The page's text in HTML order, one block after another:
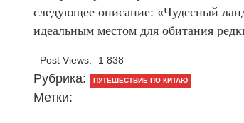
следующее описание: «Чудесный
идеальным местом для обитания
Post Views: 1 838
Рубрика: ПУТЕШЕСТВИЕ ПО КИТАЮ
Метки: